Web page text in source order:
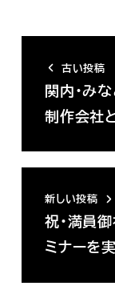
古い投稿
関内・み
制作会社
新しい投稿
祝・満員
ミナーを